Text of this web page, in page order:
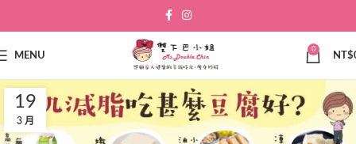
MENU
0
NT$
19
3 月